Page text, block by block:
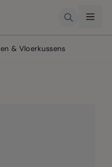
& Vloerkussens